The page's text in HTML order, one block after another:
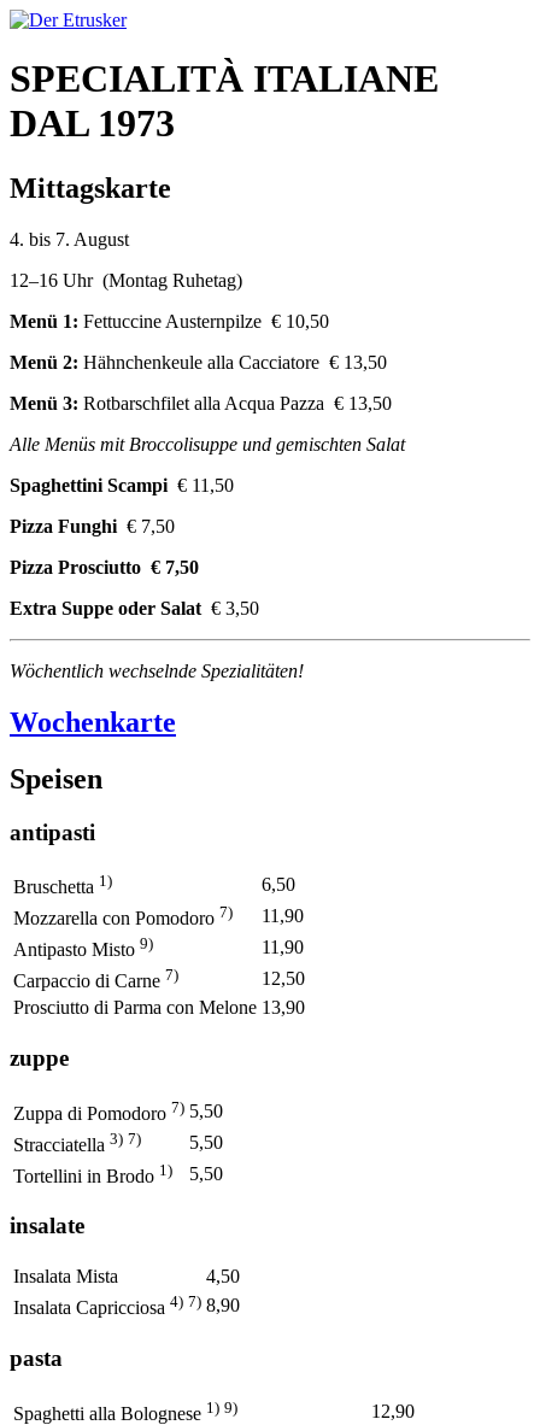
SPECIALITÀ ITALIANE
DAL 1973
Mittagskarte
4. bis 7. August
12–16 Uhr (Montag Ruhetag)
Menü 1: Fettuccine Austernpilze € 10,50
Menü 2: Hähnchenkeule alla Cacciatore € 13,50
Menü 3: Rotbarschfilet alla Acqua Pazza € 13,50
Alle Menüs mit Broccolisuppe und gemischten Salat
Spaghettini Scampi € 11,50
Pizza Funghi € 7,50
Pizza Prosciutto € 7,50
Extra Suppe oder Salat € 3,50
Wöchentlich wechselnde Spezialitäten!
Wochenkarte
Speisen
antipasti
Bruschetta 1)
6,50
Mozzarella con Pomodoro 7)
11,90
Antipasto Misto 9)
11,90
Carpaccio di Carne 7)
12,50
Prosciutto di Parma con Melone 13,90
zuppe
Zuppa di Pomodoro 7) 5,50
Stracciatella 3) 7)
5,50
Tortellini in Brodo 1) 5,50
insalate
Insalata Mista
4,50
Insalata Capricciosa 4) 7) 8,90
pasta
Spaghetti alla Bolognese 1) 9)
12,90